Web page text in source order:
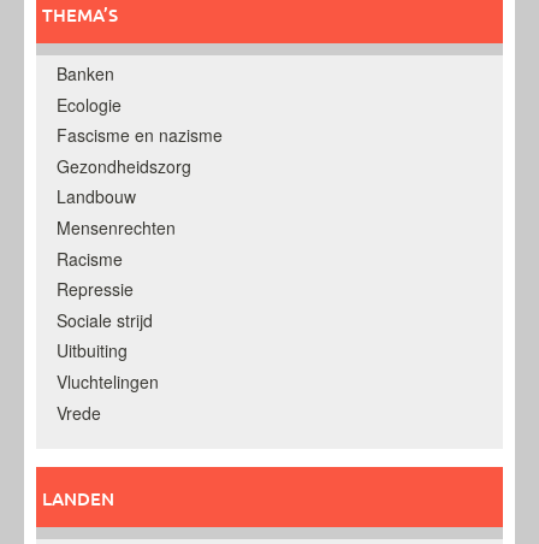
THEMA’S
Banken
Ecologie
Fascisme en nazisme
Gezondheidszorg
Landbouw
Mensenrechten
Racisme
Repressie
Sociale strijd
Uitbuiting
Vluchtelingen
Vrede
LANDEN